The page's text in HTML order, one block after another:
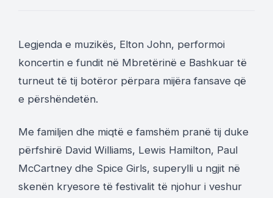
Legjenda e muzikës, Elton John, performoi
koncertin e fundit në Mbretërinë e Bashkuar të
turneut të tij botëror përpara mijëra fansave që
e përshëndetën.
Me familjen dhe miqtë e famshëm pranë tij duke
përfshirë David Williams, Lewis Hamilton, Paul
McCartney dhe Spice Girls, superylli u ngjit në
skenën kryesore të festivalit të njohur i veshur